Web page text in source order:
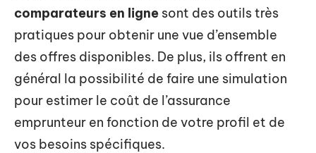
comparateurs en ligne sont des outils très
pratiques pour obtenir une vue d’ensemble
des offres disponibles. De plus, ils offrent en
général la possibilité de faire une simulation
pour estimer le coût de l’assurance
emprunteur en fonction de votre profil et de
vos besoins spécifiques.